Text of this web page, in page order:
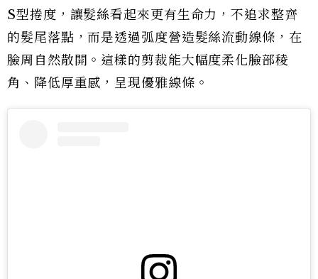
S型捲度，讓髮絲看起來更有生命力，不追求整齊
的髮尾落點，而是透過弧度營造髮絲流動線條，在
臉周自然散開。這樣的剪裁能大幅度柔化臉部稜
角、降低厚重感，呈現優雅線條。